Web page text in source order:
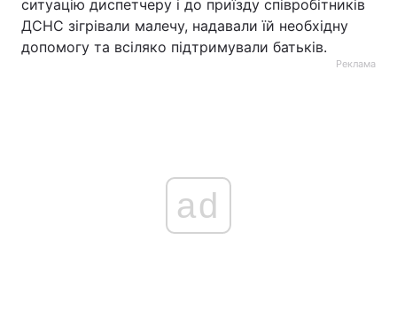
ситуацію диспетчеру і до приїзду співробітників
ДСНС зігрівали малечу, надавали їй необхідну
допомогу та всіляко підтримували батьків.
Реклама
ad